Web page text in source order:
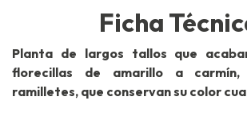
Ficha
Planta de largos tallos que
florecillas de amarillo a carmín,
ramilletes, que conservan su color